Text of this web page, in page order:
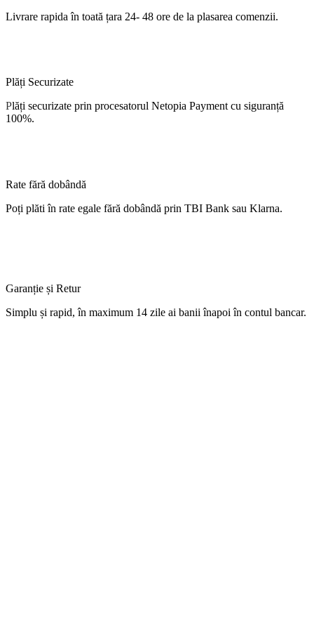
Livrare rapida în toată țara 24- 48 ore de la plasarea comenzii.
Plăți Securizate
Plăți securizate prin procesatorul Netopia Payment cu siguranță
100%.
Rate fără dobândă
Poți plăti în rate egale fără dobândă prin TBI Bank sau Klarna.
Garanție și Retur
Simplu și rapid,în maximum 14 zile ai banii înapoi în contul bancar.